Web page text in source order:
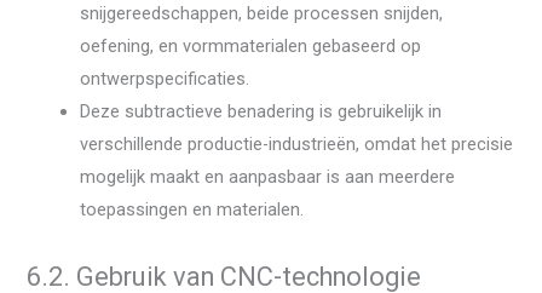
snijgereedschappen, beide processen snijden,
oefening, en vormmaterialen gebaseerd op
ontwerpspecificaties.
Deze subtractieve benadering is gebruikelijk in
verschillende productie-industrieën, omdat het precisie
mogelijk maakt en aanpasbaar is aan meerdere
toepassingen en materialen.
6.2. Gebruik van CNC-technologie